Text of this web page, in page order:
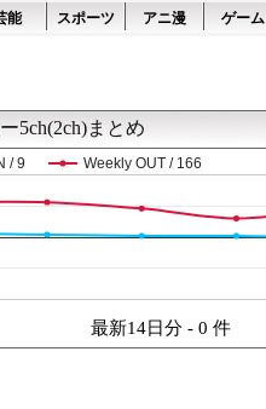
能 スポーツ アニ漫 ゲーム
5ch(2ch)まとめ
/ 9 Weekly OUT / 166
最新14日分 - 0 件